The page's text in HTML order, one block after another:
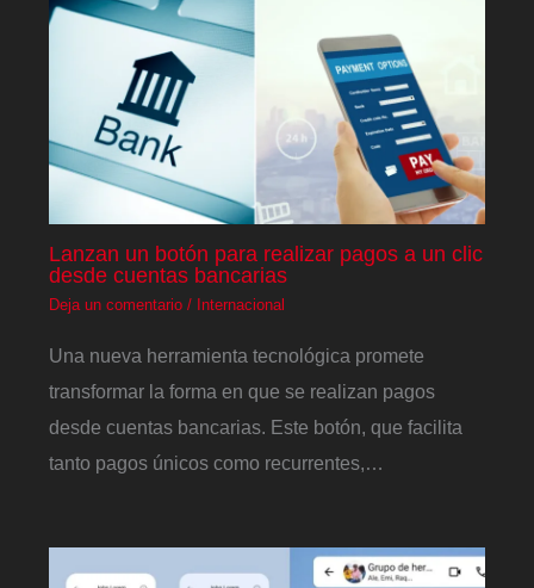
Lanzan un botón para realizar pagos a un clic
desde cuentas bancarias
Deja un comentario / Internacional
Una nueva herramienta tecnológica promete
transformar la forma en que se realizan pagos
desde cuentas bancarias. Este botón, que facilita
tanto pagos únicos como recurrentes,…